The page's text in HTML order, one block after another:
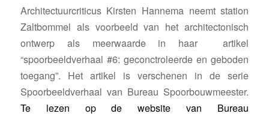
Architectuurcriticus Kirsten Hannema neemt station
Zaltbommel als voorbeeld van het architectonisch
ontwerp als meerwaarde in haar artikel
“spoorbeeldverhaal #6: geconctroleerde en geboden
toegang”. Het artikel is verschenen in de serie
Spoorbeeldverhaal van Bureau Spoorbouwmeester.
Te lezen op de website van Bureau